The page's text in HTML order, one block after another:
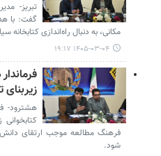
تبریز-
گفت: با
مکانی، به دنبال راه‌اندازی
۱۴۰۵-۰۳-۰۴ ۱۹:۱۷
هشترود-
فرهنگ مطالعه موجب ارتقای
شود.